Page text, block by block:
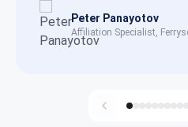
Peter Panayotov
Affiliation Specialist,